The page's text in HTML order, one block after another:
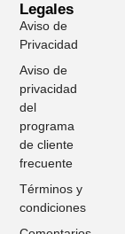
Legales
Aviso de
Privacidad
Aviso de
privacidad
del
programa
de cliente
frecuente
Términos y
condiciones